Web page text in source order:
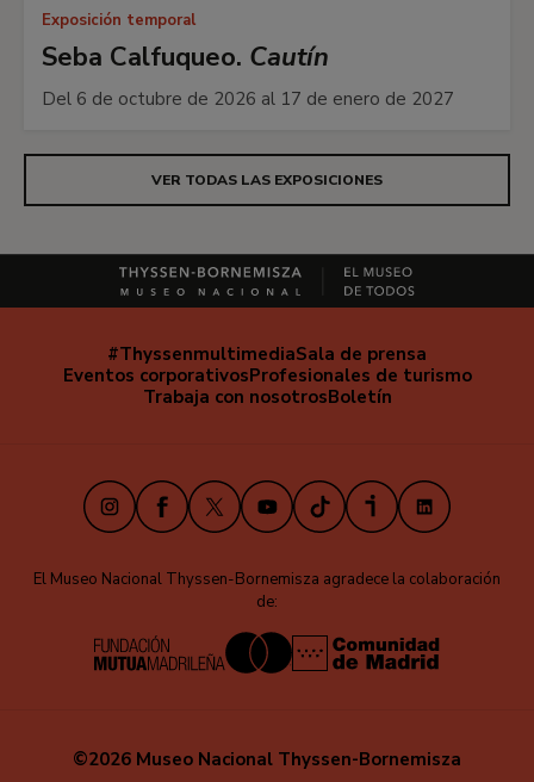
Exposición temporal
Seba Calfuqueo. Cautín
Del 6 de octubre de 2026 al 17 de enero de 2027
VER TODAS LAS EXPOSICIONES
Navegación#ThyssenmultimediaSala de prensa
Eventos corporativosProfesionales de turismo
Trabaja con nosotrosBoletín
Instagram
Facebook
X YoutubeTikTokiVooxLinkedIn
El Museo Nacional Thyssen-Bornemisza agradece la colaboración
de:
©2026 Museo Nacional Thyssen-Bornemisza